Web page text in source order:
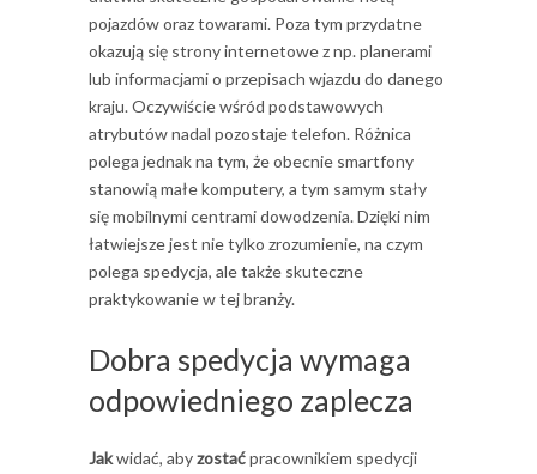
pojazdów oraz towarami. Poza tym przydatne
okazują się strony internetowe z np. planerami
lub informacjami o przepisach wjazdu do danego
kraju. Oczywiście wśród podstawowych
atrybutów nadal pozostaje telefon. Różnica
polega jednak na tym, że obecnie smartfony
stanowią małe komputery, a tym samym stały
się mobilnymi centrami dowodzenia. Dzięki nim
łatwiejsze jest nie tylko zrozumienie, na czym
polega spedycja, ale także skuteczne
praktykowanie w tej branży.
Dobra spedycja wymaga
odpowiedniego zaplecza
Jakwidać, abyzostaćpracownikiem spedycji